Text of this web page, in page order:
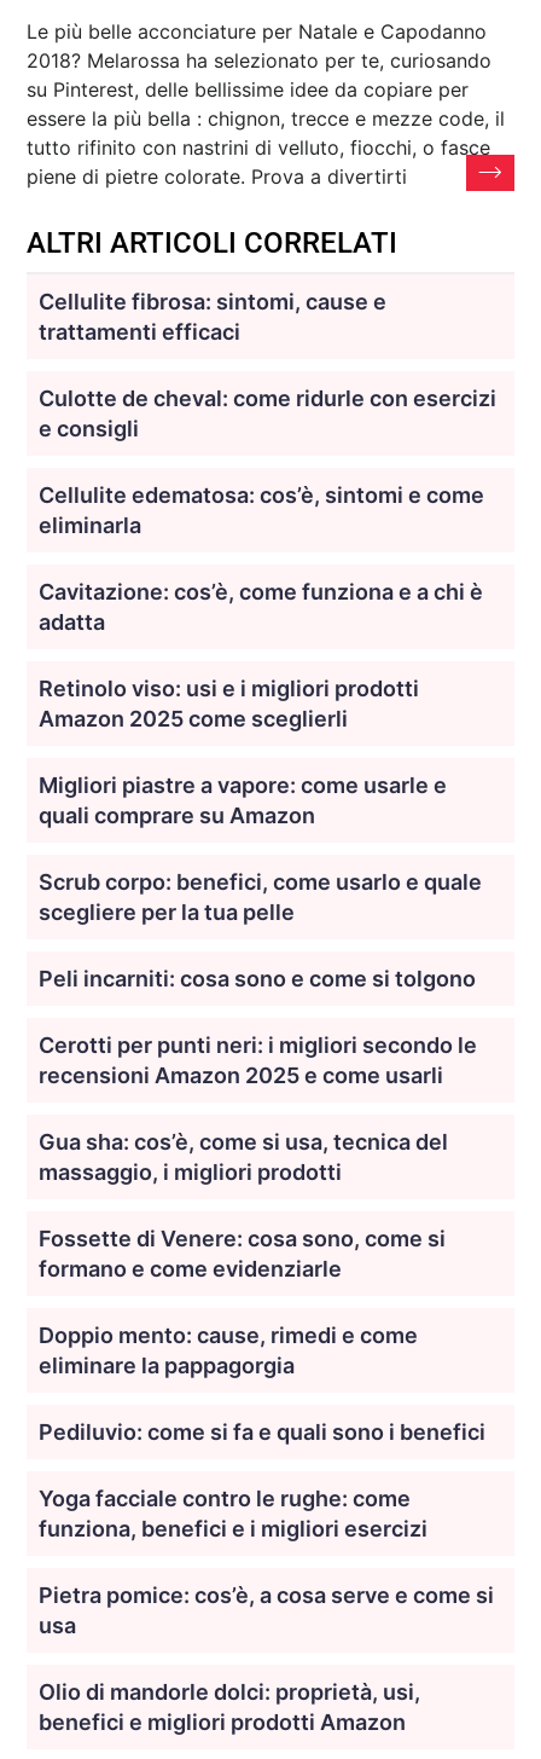
Le più belle acconciature per Natale e Capodanno
2018? Melarossa ha selezionato per te, curiosando
su Pinterest, delle bellissime idee da copiare per
essere la più bella : chignon, trecce e mezze code, il
tutto rifinito con nastrini di velluto, fiocchi, o fasce
piene di pietre colorate. Prova a divertirti
ALTRI ARTICOLI CORRELATI
Cellulite fibrosa: sintomi, cause e
trattamenti efficaci
Culotte de cheval: come ridurle con esercizi
e consigli
Cellulite edematosa: cos’è, sintomi e come
eliminarla
Cavitazione: cos’è, come funziona e a chi è
adatta
Retinolo viso: usi e i migliori prodotti
Amazon 2025 come sceglierli
Migliori piastre a vapore: come usarle e
quali comprare su Amazon
Scrub corpo: benefici, come usarlo e quale
scegliere per la tua pelle
Peli incarniti: cosa sono e come si tolgono
Cerotti per punti neri: i migliori secondo le
recensioni Amazon 2025 e come usarli
Gua sha: cos’è, come si usa, tecnica del
massaggio, i migliori prodotti
Fossette di Venere: cosa sono, come si
formano e come evidenziarle
Doppio mento: cause, rimedi e come
eliminare la pappagorgia
Pediluvio: come si fa e quali sono i benefici
Yoga facciale contro le rughe: come
funziona, benefici e i migliori esercizi
Pietra pomice: cos’è, a cosa serve e come si
usa
Olio di mandorle dolci: proprietà, usi,
benefici e migliori prodotti Amazon